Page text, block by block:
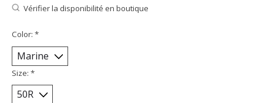
Vérifier la disponibilité en boutique
Color: *
Size: *